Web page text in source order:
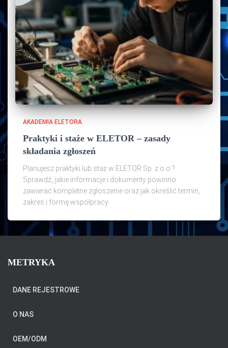
AKADEMIA ELETORA
Praktyki i staże w ELETOR – zasady
składania zgłoszeń
Planujesz praktyki lub staż w ELETOR Sp. z o.o.?
Sprawdź, jakie informacje i dokumenty powinno
zawierać kompletne zgłoszenie oraz jak określić termin,
zakres i formę współpracy.
METRYKA
DANE REJESTROWE
O NAS
OEM/ODM